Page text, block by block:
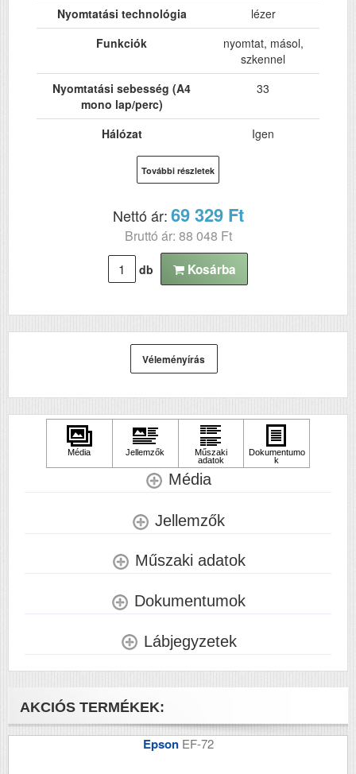
Nyomtatási technológia
lézer
Funkciók
nyomtat, másol,
szkennel
Nyomtatási sebesség (A4
mono lap/perc)
33
Hálózat
Igen
Kétoldalas, duplex
nyomtatás
ADF (automatikus
lapolvasó)
DADF (automatikus
kétoldalas lapolvasás)
Nem
RAM (MB)
Papírkapacitás
250+1
1200 x 1200
Papírsúly g/m2
Havi terhelhetőség
Szkennelés
Tömeg (kg)
További részletek
Nettó ár:69 329 Ft
Bruttó ár: 88 048 Ft
db Kosárba
Véleményírás
Média
Jellemzők
Műszaki adatok
Dokumentumok
Lábjegyzetek
AKCIÓS TERMÉKEK:
Epson EF-72